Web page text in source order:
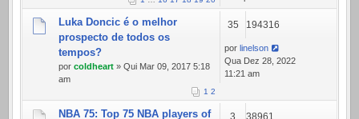
Luka Doncic é o melhor
prospecto de todos os
tempos?
por coldheart » Qui Mar 09, 2017 5:18
am
1 2
35 194316
por linelson
Qua Dez 28, 2022
11:21 am
NBA 75: Top 75 NBA players of
3 38961